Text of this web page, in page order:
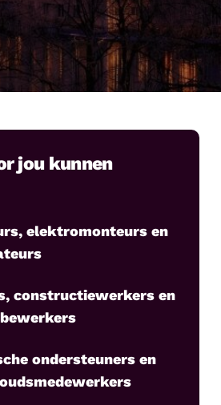
jou kunnen
elektromonteurs en
constructiewerkers en
ondersteuners en